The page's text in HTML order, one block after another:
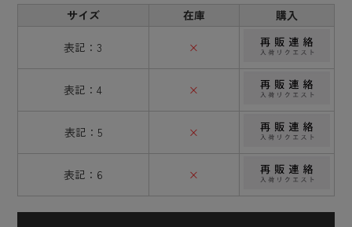
サイズ 在庫 購入
表記：3 ×
表記：4 ×
表記：5 ×
表記：6 ×